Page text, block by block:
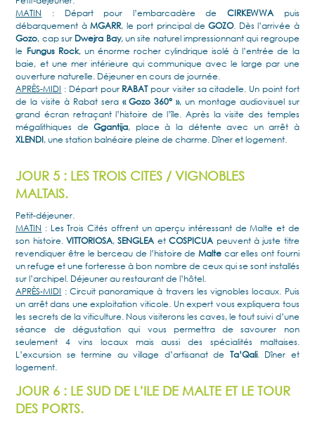
MATIN : Départ pour l’embarcadère de CIRKEWWA puis
débarquement àMGARR, le port principal deGOZO. Dès l’arrivée à
Gozo, cap sur Dwejra Bay, un site naturel impressionnant qui regroupe
le Fungus Rock, un énorme rocher cylindrique isolé à l’entrée de la
baie, et une mer intérieure qui communique avec le large par une
ouverture naturelle. Déjeuner en cours de journée.
APRÈS-MIDI : Départ pour RABATpour visiter sa citadelle. Un point fort
de la visite à Rabat sera « Gozo 360° », un montage audiovisuel sur
grand écran retraçant l’histoire de l’île. Après la visite des temples
mégalithiques deGgantija, place à la détente avec un arrêt à
XLENDI, une station balnéaire pleine de charme. Dîner et logement.
JOUR 5 : LES TROIS CITES / VIGNOBLES
MALTAIS.
Petit-déjeuner.
MATIN : Les Trois Cités offrent un aperçu intéressant de Malte et de
son histoire.VITTORIOSA,SENGLEA etCOSPICUA peuvent à juste titre
revendiquer être le berceau de l’histoire de Maltecar elles ont fourni
un refuge et une forteresse à bon nombre de ceux qui se sont installés
sur l’archipel. Déjeuner au restaurant de l’hôtel.
APRÈS-MIDI : Circuit panoramique à travers les vignobles locaux. Puis
un arrêt dans une exploitation viticole. Un expert vous expliquera tous
les secrets de la viticulture. Nous visiterons les caves, le tout suivi d’une
séance de dégustation qui vous permettra de savourer non
seulement 4 vins locaux mais aussi des spécialités maltaises.
L’excursion se termine au village d’artisanat de Ta’Qali. Dîner et
logement.
JOUR 6 : LE SUD DE L’ILE DE MALTE ET LE TOUR
DES PORTS.